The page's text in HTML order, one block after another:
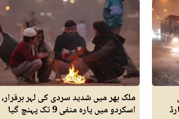
ملک بھر میں شدید سردی کی لہر برقرار،
اسکردو میں پارہ منفی 9 تک پہنچ گیا